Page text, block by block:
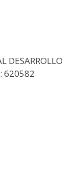
DESARROLLO
620582